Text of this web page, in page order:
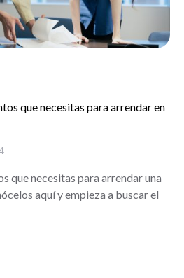
que necesitas para arrendar en
que necesitas para arrendar una
aquí y empieza a buscar el